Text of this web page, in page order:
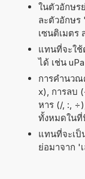
ในตัวอักษร
ละตัวอักษร
เซนติเมตร
แทนที่จะใช้
ได้ เช่น
การคำนว
x), การลบ
หาร (/, :,
ทั้งหมดในที่
แทนที่จะเป็
ย่อมาจาก '